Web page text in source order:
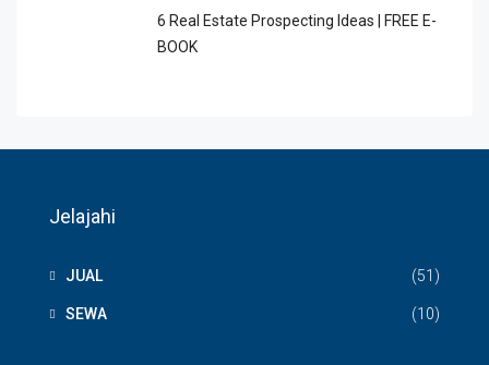
6 Rеаl Eѕtаtе Prоѕресtіng Idеаѕ | FREE E-
BOOK
Jelajahi
JUAL (51)
SEWA (10)